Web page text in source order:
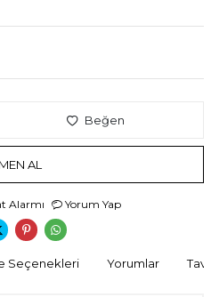
Beğen
AL
Alarmı Yorum Yap
Seçenekleri Yorumlar